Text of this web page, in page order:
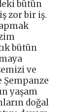
bütün
zor bir iş.
bütün
ve
Şempanze
yaşam
doğal